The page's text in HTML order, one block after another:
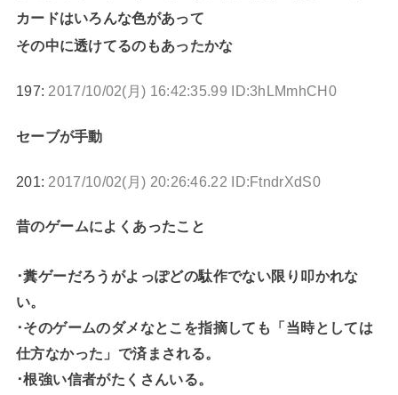
カードはいろんな色があって
その中に透けてるのもあったかな
197: 2017/10/02(月) 16:42:35.99 ID:3hLMmhCH0
セーブが手動
201: 2017/10/02(月) 20:26:46.22 ID:FtndrXdS0
昔のゲームによくあったこと
･糞ゲーだろうがよっぽどの駄作でない限り叩かれな
い。
･そのゲームのダメなとこを指摘しても「当時としては
仕方なかった」で済まされる。
･根強い信者がたくさんいる。